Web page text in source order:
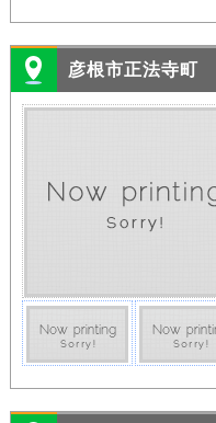
彦根市正法寺町